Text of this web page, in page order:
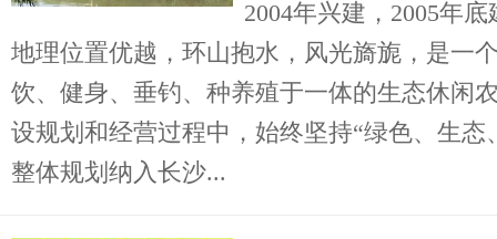
2004年兴建，2005年
地理位置优越，环山抱水，风光旖旎，是一
饮、健身、垂钓、种养殖于一体的生态休闲
设规划和经营过程中，始终坚持“绿色、生
整体规划纳入长沙...